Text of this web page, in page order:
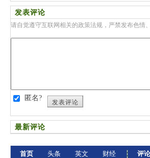
发表评论
请自觉遵守互联网相关的政策法规，严禁发布色情
匿名?
发表评论
最新评论
首页
头条
英文
财经
评论